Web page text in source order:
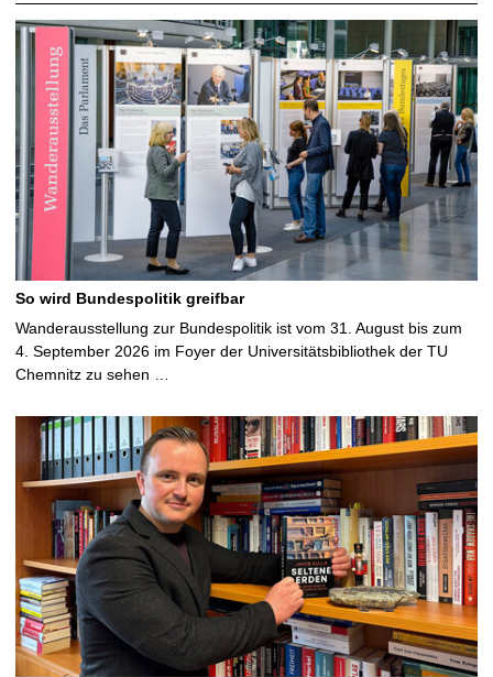
So wird Bundespolitik greifbar
Wanderausstellung zur Bundespolitik ist vom 31. August bis zum
4. September 2026 im Foyer der Universitätsbibliothek der TU
Chemnitz zu sehen …